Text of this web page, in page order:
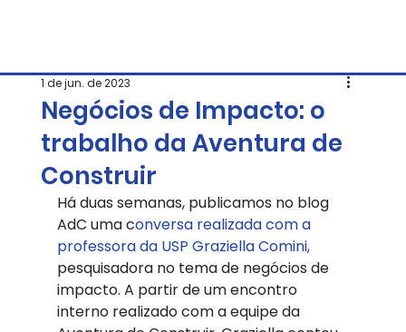
Negócios de Impacto: o
trabalho da Aventura de
Construir
1 de jun. de 2023
Há duas semanas, publicamos no blog
AdC uma conversa realizada com a
professora da USP Graziella Comini,
pesquisadora no tema de negócios de
impacto. A partir de um encontro
interno realizado com a equipe da